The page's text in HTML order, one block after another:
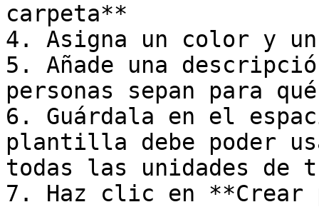
carpeta**
4. Asigna un color y
5. Añade una
personas sepan para
6. Guárdala en el
plantilla debe poder
todas las unidades de
7. Haz clic en